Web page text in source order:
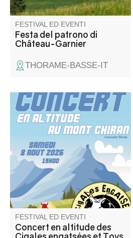
FESTIVAL ED EVENTI
Festa del patrono di
Château-Garnier
THORAME-BASSE-IT
Concert par Les Cigales
engatsées (rock trad
provençal) Toys ( reprises
Rolling Stones).
FESTIVAL ED EVENTI
Concert en altitude des